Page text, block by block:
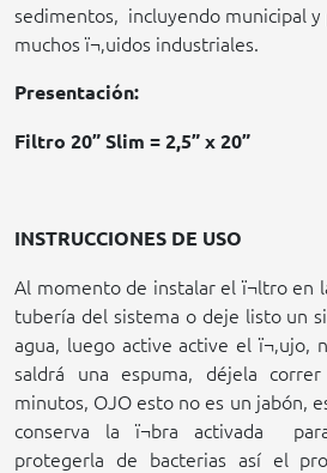
sedimentos, incluyendo municipal y
muchos ï¬‚uidos industriales.
Presentación:
Filtro 20” Slim = 2,5” x 20”
INSTRUCCIONES DE USO
Al momento de instalar el ï¬ltro en
tubería del sistema o deje listo un
agua, luego active active el ï¬‚ujo,
saldrá una espuma, déjela correr
minutos, OJO esto no es un jabón,
conserva la ï¬bra activada
protegerla de bacterias así el